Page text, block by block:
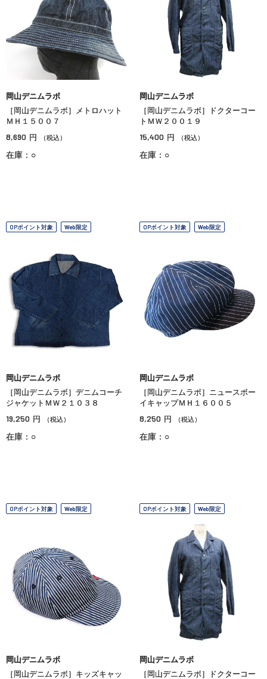
岡山デニムラボ
［岡山デニムラボ］メトロハット
ＭＨ１５００７
8,690 円 （税込）
在庫：○
岡山デニムラボ
［岡山デニムラボ］ドクターコー
トＭＷ２００１９
15,400 円 （税込）
在庫：○
OPポイント対象 Web限定
岡山デニムラボ
［岡山デニムラボ］デニムコーチ
ジャケットＭＷ２１０３８
19,250 円 （税込）
在庫：○
OPポイント対象 Web限定
岡山デニムラボ
［岡山デニムラボ］ニュースボー
イキャップＭＨ１６００５
8,250 円 （税込）
在庫：○
OPポイント対象 Web限定
岡山デニムラボ
［岡山デニムラボ］キッズキャッ
OPポイント対象 Web限定
岡山デニムラボ
［岡山デニムラボ］ドクターコー